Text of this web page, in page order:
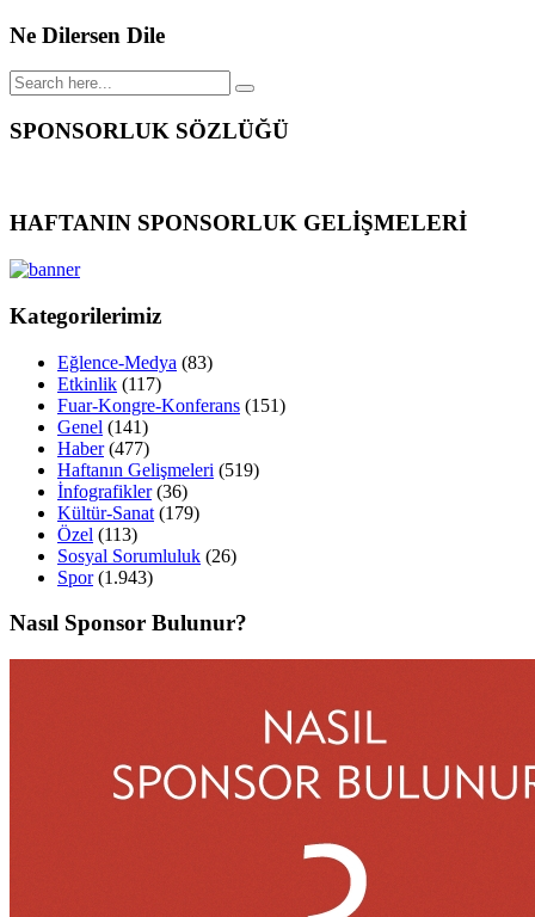
Ne Dilersen Dile
SPONSORLUK SÖZLÜĞÜ
HAFTANIN SPONSORLUK GELİŞMELERİ
Kategorilerimiz
Eğlence-Medya (83)
Etkinlik (117)
Fuar-Kongre-Konferans (151)
Genel (141)
Haber(477)
Haftanın Gelişmeleri (519)
İnfografikler(36)
Kültür-Sanat (179)
Özel (113)
Sosyal Sorumluluk (26)
Spor(1.943)
Nasıl Sponsor Bulunur?